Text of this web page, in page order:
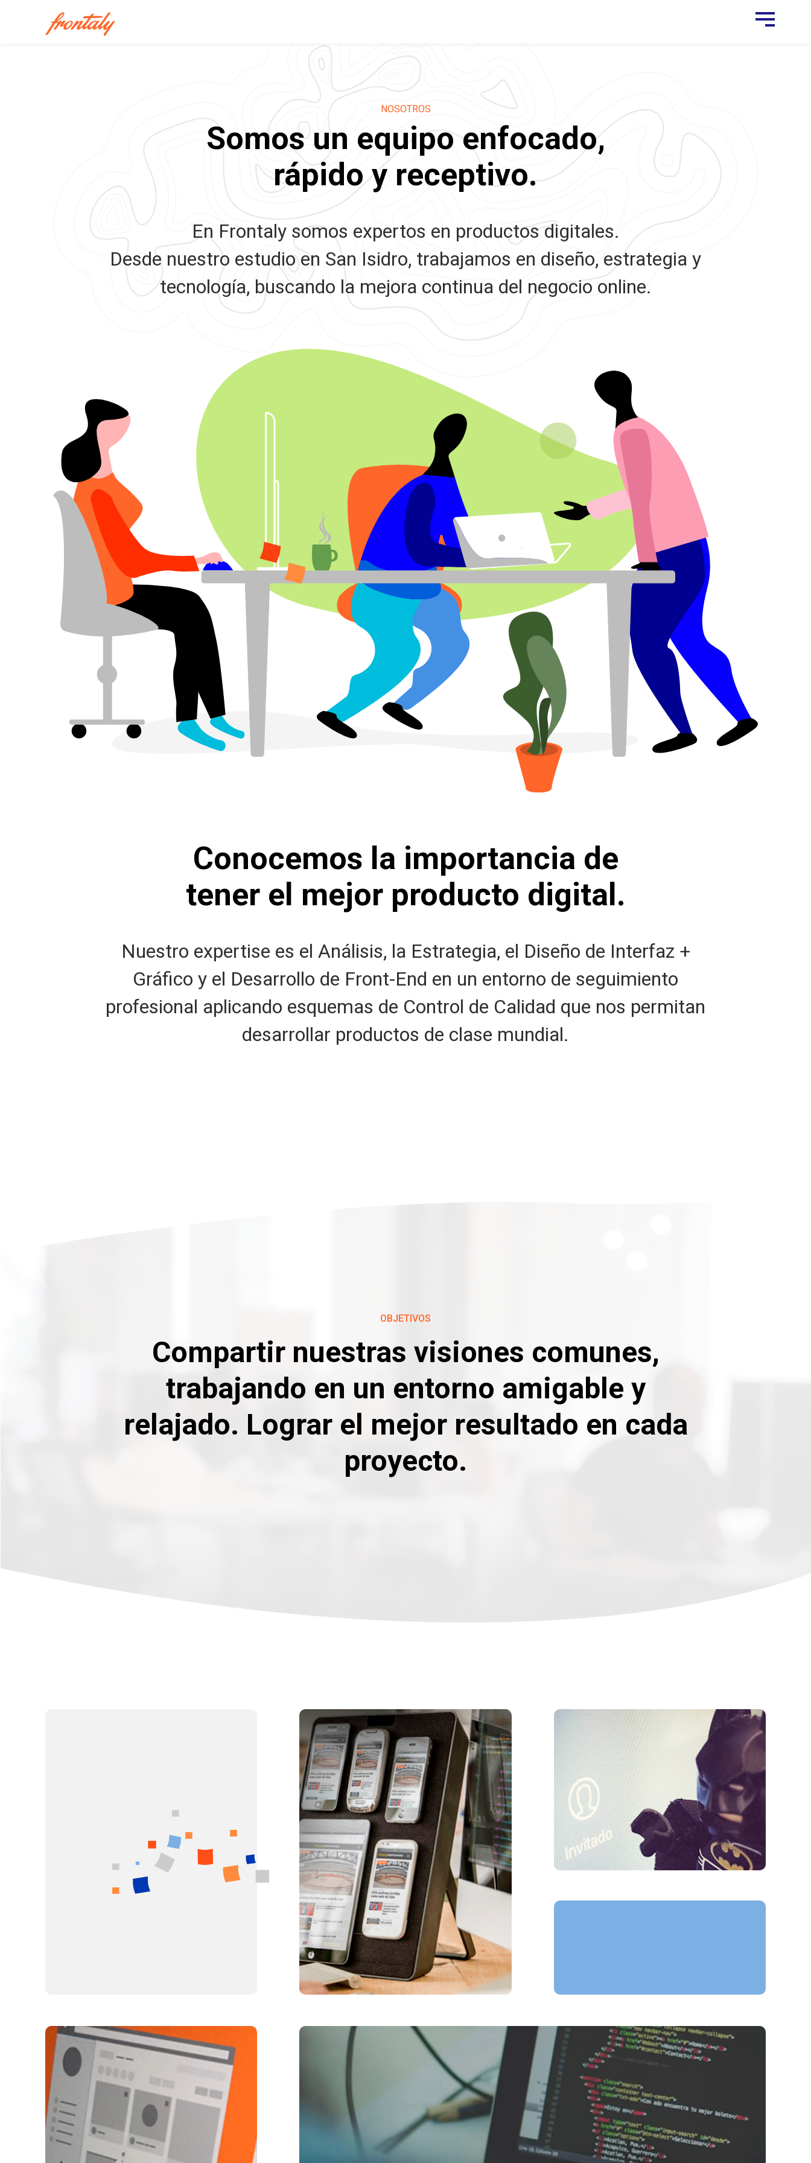
NOSOTROS
Somos un equipo enfocado,
rápido y receptivo.
En Frontaly somos expertos en productos digitales.
Desde nuestro estudio en San Isidro, trabajamos en diseño, estrategia y
tecnología, buscando la mejora continua del negocio online.
Conocemos la importancia de
tener el mejor producto digital.
Nuestro expertise es el Análisis, la Estrategia, el Diseño de Interfaz +
Gráfico y el Desarrollo de Front-End en un entorno de seguimiento
profesional aplicando esquemas de Control de Calidad que nos permitan
desarrollar productos de clase mundial.
OBJETIVOS
Compartir nuestras visiones comunes,
trabajando en un entorno amigable y
relajado. Lograr el mejor resultado en cada
proyecto.